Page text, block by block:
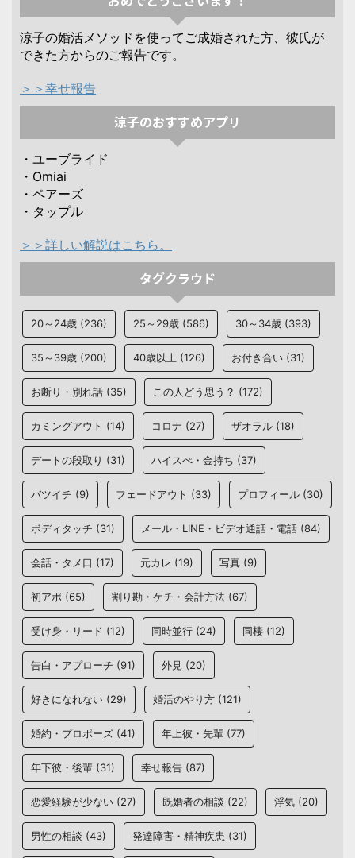
涼子の婚活メソッドを使ってご成婚された方、彼氏が
できた方からのご報告です。
＞＞幸せ報告
涼子のおすすめアプリ
・ユーブライド
・Omiai
・ペアーズ
・タップル
＞＞詳しい解説はこちら。
タグクラウド
20～24歳 (236) 25～29歳 (586) 30～34歳 (393)
35～39歳 (200) 40歳以上 (126) お付き合い (31)
お断り・別れ話 (35) この人どう思う？ (172)
カミングアウト (14) コロナ (27) ザオラル (18)
デートの段取り (31) ハイスぺ・金持ち (37)
バツイチ (9) フェードアウト (33) プロフィール (30)
ボディタッチ (31) メール・LINE・ビデオ通話・電話 (84)
会話・タメ口 (17) 元カレ (19) 写真 (9)
初アポ (65) 割り勘・ケチ・会計方法 (67)
受け身・リード (12) 同時並行 (24) 同棲 (12)
告白・アプローチ (91) 外見 (20)
好きになれない (29) 婚活のやり方 (121)
婚約・プロポーズ (41) 年上彼・先輩 (77)
年下彼・後輩 (31) 幸せ報告 (87)
恋愛経験が少ない (27) 既婚者の相談 (22) 浮気 (20)
男性の相談 (43) 発達障害・精神疾患 (31)